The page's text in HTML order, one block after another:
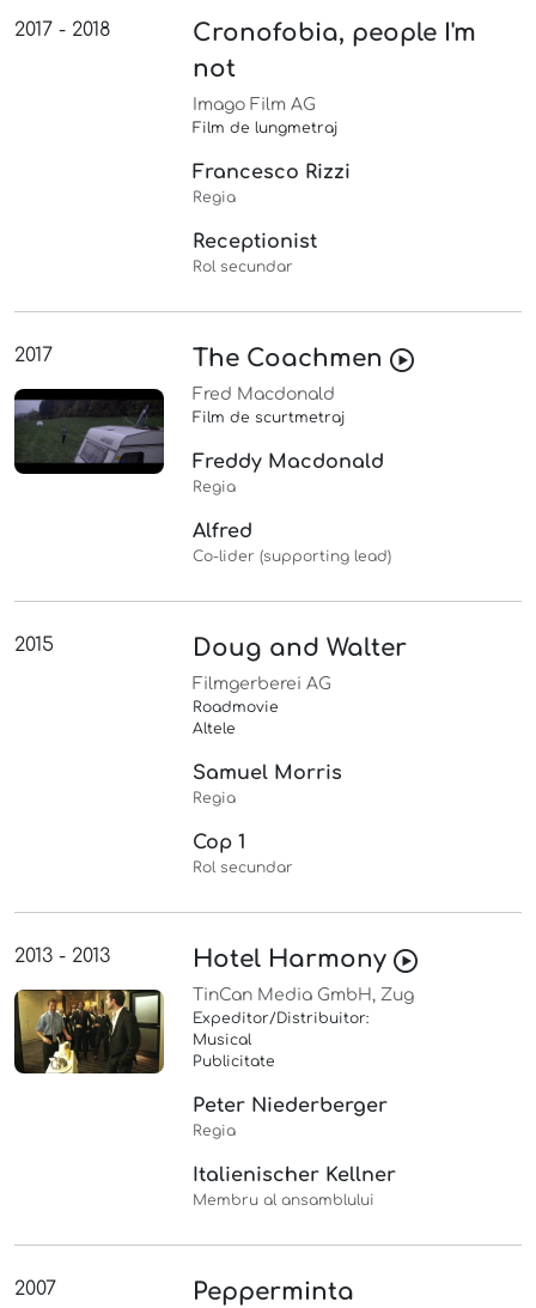
2017 - 2018
Cronofobia, people I'm
not
Imago Film AG
Film de lungmetraj
Francesco Rizzi
Regia
Receptionist
Rol secundar
2017 The Coachmen
Fred Macdonald
Film de scurtmetraj
Freddy Macdonald
Regia
Alfred
Co-lider (supporting lead)
2015 Doug and Walter
Filmgerberei AG
Roadmovie
Altele
Samuel Morris
Regia
Cop 1
Rol secundar
2013 - 2013 Hotel Harmony
TinCan Media GmbH, Zug
Expeditor/Distribuitor:
Musical
Publicitate
Peter Niederberger
Regia
Italienischer Kellner
Membru al ansamblului
2007 Pepperminta